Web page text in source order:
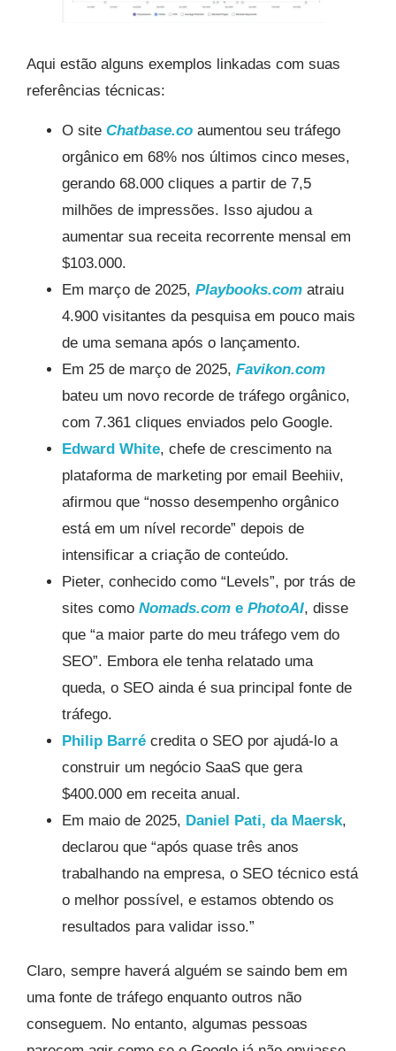
Aqui estão alguns exemplos linkadas com suas
referências técnicas:
O site Chatbase.co aumentou seu tráfego
orgânico em 68% nos últimos cinco meses,
gerando 68.000 cliques a partir de 7,5
milhões de impressões. Isso ajudou a
aumentar sua receita recorrente mensal em
$103.000.
Em março de 2025, Playbooks.com atraiu
4.900 visitantes da pesquisa em pouco mais
de uma semana após o lançamento.
Em 25 de março de 2025, Favikon.com
bateu um novo recorde de tráfego orgânico,
com 7.361 cliques enviados pelo Google.
Edward White, chefe de crescimento na
plataforma de marketing por email Beehiiv,
afirmou que “nosso desempenho orgânico
está em um nível recorde” depois de
intensificar a criação de conteúdo.
Pieter, conhecido como “Levels”, por trás de
sites como Nomads.com e PhotoAI, disse
que “a maior parte do meu tráfego vem do
SEO”. Embora ele tenha relatado uma
queda, o SEO ainda é sua principal fonte de
tráfego.
Philip Barré credita o SEO por ajudá-lo a
construir um negócio SaaS que gera
$400.000 em receita anual.
Em maio de 2025, Daniel Pati, da Maersk,
declarou que “após quase três anos
trabalhando na empresa, o SEO técnico está
o melhor possível, e estamos obtendo os
resultados para validar isso.”
Claro, sempre haverá alguém se saindo bem em
uma fonte de tráfego enquanto outros não
conseguem. No entanto, algumas pessoas